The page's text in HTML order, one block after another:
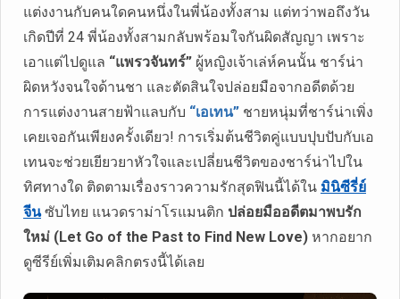
แต่งงานกับคนใดคนหนึ่งในพี่น้องทั้งสาม แต่ทว่าพอถึงวัน
เกิดปีที่ 24 พี่น้องทั้งสามกลับพร้อมใจกันผิดสัญญา เพราะ
เอาแต่ไปดูแล “แพรวจันทร์” ผู้หญิงเจ้าเล่ห์คนนั้น ชาร์น่า
ผิดหวังจนใจด้านชา และตัดสินใจปล่อยมือจากอดีตด้วย
การแต่งงานสายฟ้าแลบกับ “เอเทน” ชายหนุ่มที่ชาร์น่าเพิ่ง
เคยเจอกันเพียงครั้งเดียว! การเริ่มต้นชีวิตคู่แบบปุบปับกับเอ
เทนจะช่วยเยียวยาหัวใจและเปลี่ยนชีวิตของชาร์น่าไปใน
ทิศทางใด ติดตามเรื่องราวความรักสุดฟินนี้ได้ใน มินิซีรี่ย์
จีนซับไทย แนวดราม่าโรแมนติก ปล่อยมืออดีตมาพบรัก
ใหม่ (Let Go of the Past to Find New Love) หากอยาก
ดูซีรีย์เพิ่มเติมคลิกตรงนี้ได้เลย